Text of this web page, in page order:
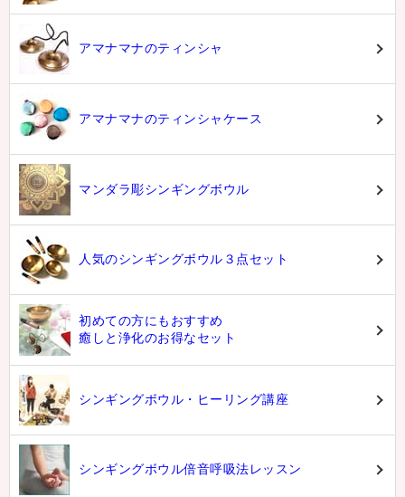
アマナマナのティンシャ
アマナマナのティンシャケース
マンダラ彫シンギングボウル
人気のシンギングボウル３点セット
初めての方にもおすすめ
癒しと浄化のお得なセット
シンギングボウル・ヒーリング講座
シンギングボウル倍音呼吸法レッスン